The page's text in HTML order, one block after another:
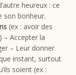
heureux : ce
son bonheur.
(ex : avoir des
– Accepter la
– Leur donner
instant, surtout
soient (ex :